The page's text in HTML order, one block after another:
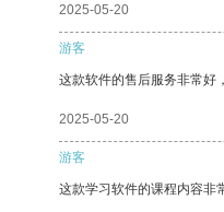
2025-05-20
游客
这款软件的售后服务非常好
2025-05-20
游客
这款学习软件的课程内容非